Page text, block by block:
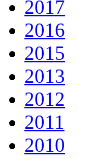
2017
2016
2015
2013
2012
2011
2010